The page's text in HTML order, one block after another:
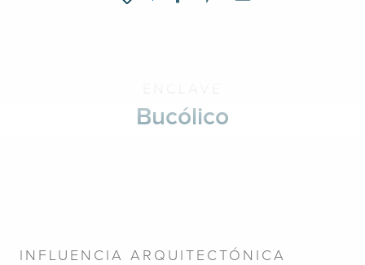
Bucólico
INFLUENCIA ARQUITECTÓNICA